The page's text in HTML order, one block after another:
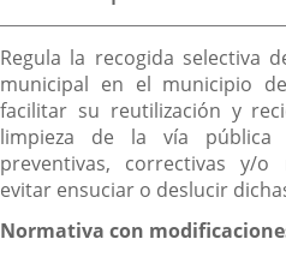
Descripción
Regula la recogida selectiva
municipal en el municipio
facilitar su reutilización y
limpieza de la vía pública
preventivas, correctivas y/o
evitar ensuciar o deslucir
Normativa con